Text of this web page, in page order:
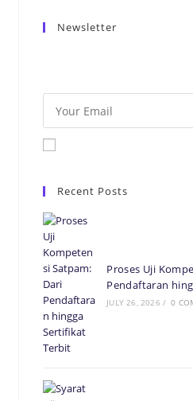
Newsletter
Recent Posts
Proses Uji
Pendaftaran
JULY 26, 2026 / 0